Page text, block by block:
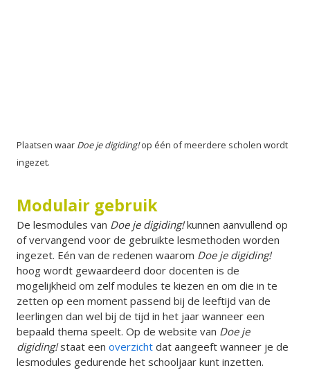
Plaatsen waar Doe je digiding!op één of meerdere scholen wordt
ingezet.
Modulair gebruik
De lesmodules van Doe je digiding!kunnen aanvullend op
of vervangend voor de gebruikte lesmethoden worden
ingezet. Eén van de redenen waarom Doe je digiding!
hoog wordt gewaardeerd door docenten is de
mogelijkheid om zelf modules te kiezen en om die in te
zetten op een moment passend bij de leeftijd van de
leerlingen dan wel bij de tijd in het jaar wanneer een
bepaald thema speelt. Op de website van Doe je
digiding!staat eenoverzicht dat aangeeft wanneer je de
lesmodules gedurende het schooljaar kunt inzetten.